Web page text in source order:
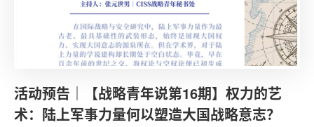
活动预告｜【战略青年说第16期】权力的艺
术：陆上军事力量何以塑造大国战略意志？